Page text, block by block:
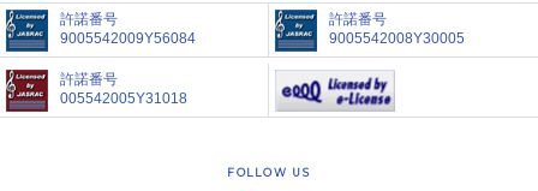
許諾番号
9005542009Y56084
許諾番号
9005542008Y30005
許諾番号
005542005Y31018
FOLLOW US